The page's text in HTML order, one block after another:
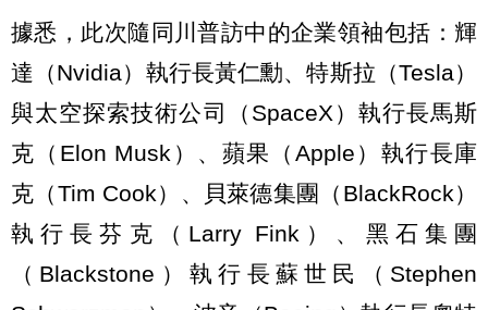
據悉，此次隨同川普訪中的企業領袖包括：輝
達（Nvidia）執行長黃仁勳、特斯拉（Tesla）
與太空探索技術公司（SpaceX）執行長馬斯
克（Elon Musk）、蘋果（Apple）執行長庫
克（Tim Cook）、貝萊德集團（BlackRock）
執行長芬克（Larry Fink）、黑石集團
（Blackstone）執行長蘇世民（Stephen